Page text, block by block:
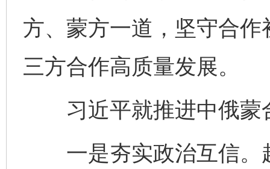
方、蒙方一道，坚守合
三方合作高质量发展。
习近平就推进中俄蒙
一是夯实政治互信。